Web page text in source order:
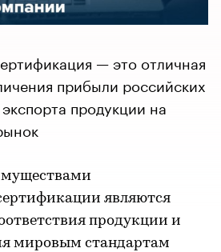
— это отличная
прибыли российских
продукции на
являются
продукции и
мировым стандартам